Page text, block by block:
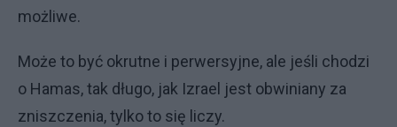
możliwe.
Może to być okrutne i perwersyjne, ale jeśli chodzi
o Hamas, tak długo, jak Izrael jest obwiniany za
zniszczenia, tylko to się liczy.